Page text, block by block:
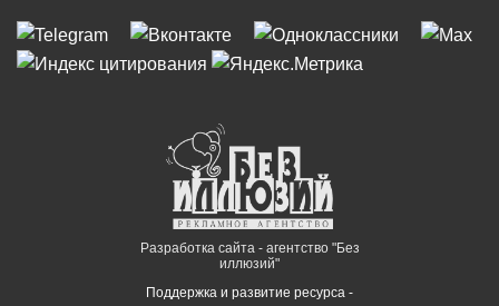
Разработка сайта - агентство "Без
иллюзий"
Поддержка и развитие ресурса -